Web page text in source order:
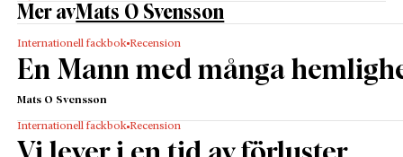
Mer avMats O Svensson
Internationell fackbok Recension
En Mann med många
Mats O Svensson
Internationell fackbok Recension